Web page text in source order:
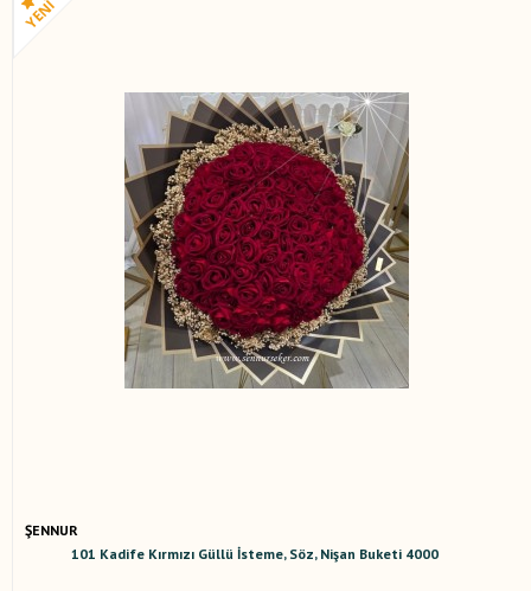
ŞENNUR
101 Kadife Kırmızı Güllü İsteme, Söz, Nişan Buketi 4000